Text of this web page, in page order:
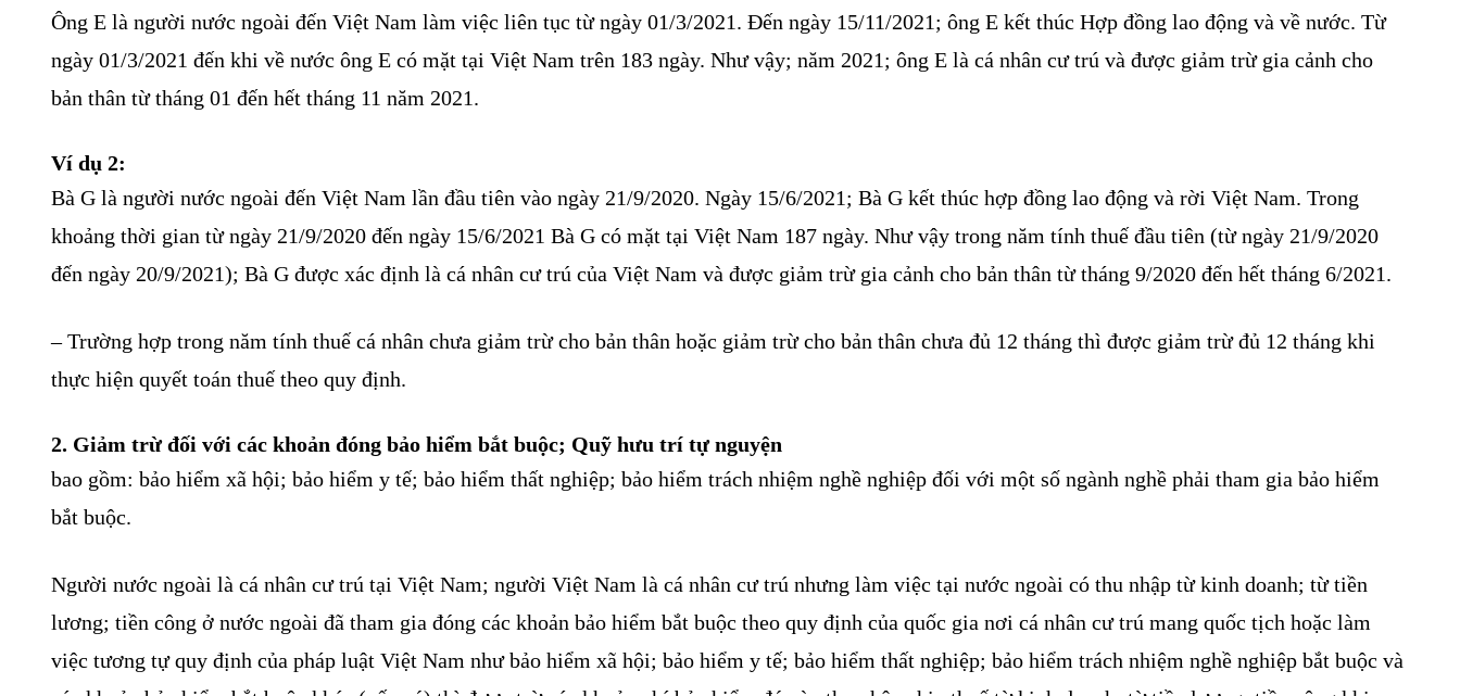
Ông E là người nước ngoài đến Việt Nam làm việc liên tục từ ngày 01/3/2021. Đến ngày 15/11/2021; ông E kết thúc Hợp đồng lao động và về nước. Từ
ngày 01/3/2021 đến khi về nước ông E có mặt tại Việt Nam trên 183 ngày. Như vậy; năm 2021; ông E là cá nhân cư trú và được giảm trừ gia cảnh cho
bản thân từ tháng 01 đến hết tháng 11 năm 2021.
Ví dụ 2:
Bà G là người nước ngoài đến Việt Nam lần đầu tiên vào ngày 21/9/2020. Ngày 15/6/2021; Bà G kết thúc hợp đồng lao động và rời Việt Nam. Trong
khoảng thời gian từ ngày 21/9/2020 đến ngày 15/6/2021 Bà G có mặt tại Việt Nam 187 ngày. Như vậy trong năm tính thuế đầu tiên (từ ngày 21/9/2020
đến ngày 20/9/2021); Bà G được xác định là cá nhân cư trú của Việt Nam và được giảm trừ gia cảnh cho bản thân từ tháng 9/2020 đến hết tháng 6/2021.
– Trường hợp trong năm tính thuế cá nhân chưa giảm trừ cho bản thân hoặc giảm trừ cho bản thân chưa đủ 12 tháng thì được giảm trừ đủ 12 tháng khi
thực hiện quyết toán thuế theo quy định.
2. Giảm trừ đối với các khoản đóng bảo hiểm bắt buộc; Quỹ hưu trí tự nguyện
bao gồm: bảo hiểm xã hội; bảo hiểm y tế; bảo hiểm thất nghiệp; bảo hiểm trách nhiệm nghề nghiệp đối với một số ngành nghề phải tham gia bảo hiểm
bắt buộc.
Người nước ngoài là cá nhân cư trú tại Việt Nam; người Việt Nam là cá nhân cư trú nhưng làm việc tại nước ngoài có thu nhập từ kinh doanh; từ tiền
lương; tiền công ở nước ngoài đã tham gia đóng các khoản bảo hiểm bắt buộc theo quy định của quốc gia nơi cá nhân cư trú mang quốc tịch hoặc làm
việc tương tự quy định của pháp luật Việt Nam như bảo hiểm xã hội; bảo hiểm y tế; bảo hiểm thất nghiệp; bảo hiểm trách nhiệm nghề nghiệp bắt buộc và